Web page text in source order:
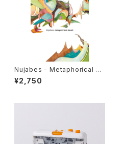
Nujabes - Metaphorical M
usic(Cassette Tape)
¥2,750